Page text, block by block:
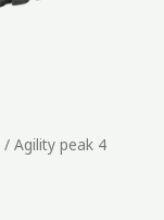
/ Agility peak 4